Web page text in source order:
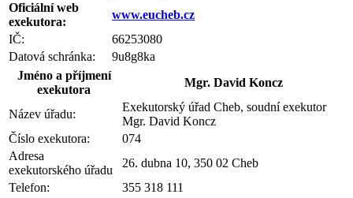
Oficiální web
exekutora:
www.eucheb.cz
IČ:
66253080
Datová schránka:
9u8g8ka
Jméno a příjmení
exekutora
Mgr. David Koncz
Název úřadu:
Exekutorský úřad Cheb, soudní exekutor
Mgr. David Koncz
Číslo exekutora:
074
Adresa
exekutorského úřadu
26. dubna 10, 350 02 Cheb
Telefon:
355 318 111